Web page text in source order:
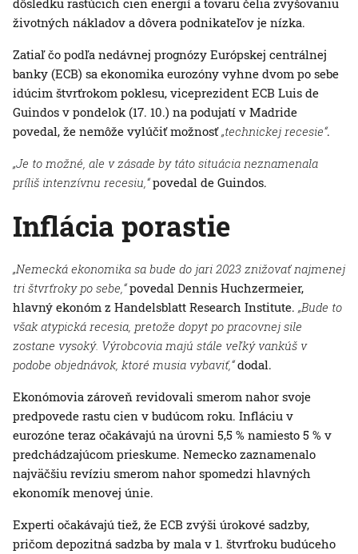
dôsledku rastúcich cien energií a tovaru čelia zvyšovaniu
životných nákladov a dôvera podnikateľov je nízka.
Zatiaľ čo podľa nedávnej prognózy Európskej centrálnej
banky (ECB) sa ekonomika eurozóny vyhne dvom po sebe
idúcim štvrťrokom poklesu, viceprezident ECB Luis de
Guindos v pondelok (17. 10.) na podujatí v Madride
povedal, že nemôže vylúčiť možnosť„technickej recesie“.
„Je to možné, ale v zásade by táto situácia neznamenala
príliš intenzívnu recesiu,“povedal de Guindos.
Inflácia porastie
„Nemecká ekonomika sa bude do jari 2023 znižovať najmenej
tri štvrťroky po sebe,“povedal Dennis Huchzermeier,
hlavný ekonóm z Handelsblatt Research Institute. „Bude to
však atypická recesia, pretože dopyt po pracovnej sile
zostane vysoký. Výrobcovia majú stále veľký vankúš v
podobe objednávok, ktoré musia vybaviť,“dodal.
Ekonómovia zároveň revidovali smerom nahor svoje
predpovede rastu cien v budúcom roku. Infláciu v
eurozóne teraz očakávajú na úrovni 5,5 % namiesto 5 % v
predchádzajúcom prieskume. Nemecko zaznamenalo
najväčšiu revíziu smerom nahor spomedzi hlavných
ekonomík menovej únie.
Experti očakávajú tiež, že ECB zvýši úrokové sadzby,
pričom depozitná sadzba by mala v 1. štvrťroku budúceho